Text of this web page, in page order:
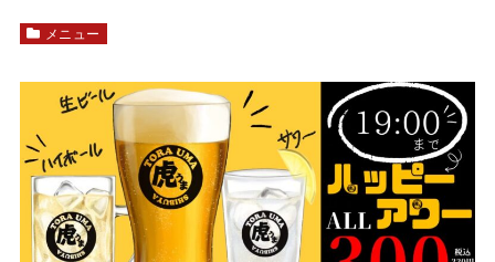
メニュー